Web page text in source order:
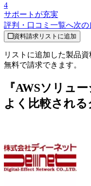
4
サポートが充実
評判・口コミ一覧へ次の
資料請求リストに追加
リストに追加した製品資
無料で請求できます。
『AWSソリュ
よく比較され